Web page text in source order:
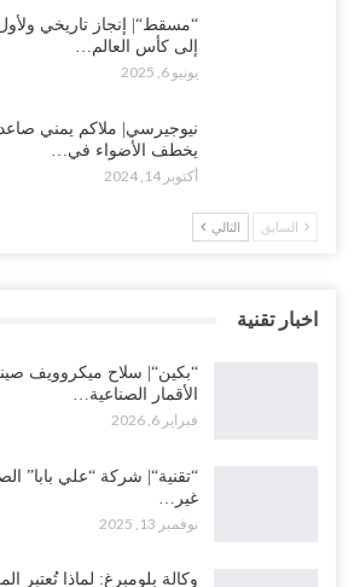
“مسقط“| إنجاز تاريخي
إلى كأس العالم…
يونيو 6, 2025
نيوجيرسي| ملاكم يمني
يخطف الأضواء في…
أكتوبر 14, 2024
السابق التالي
اخبار تقنية
“بكين“| سلاح ميكروويف
الأقمار الصناعية…
فبراير 6, 2026
“تقنية“| شركة “علي بابا”
غير…
نوفمبر 13, 2025
وكالة بلومبرغ: لماذا تُعتبر